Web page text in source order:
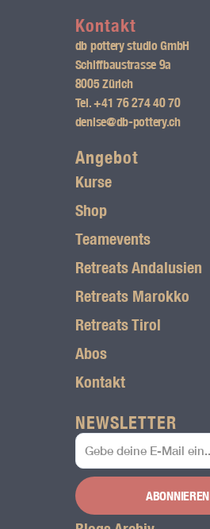
Kontakt
db pottery studio GmbH
Schiffbaustrasse 9a
8005 Zürich
Tel.+41 76 274 40 70
denise@db-pottery.ch
Angebot
Kurse
Shop
Teamevents
Retreats Andalusien
Retreats Marokko
Retreats Tirol
Abos
Kontakt
NEWSLETTER
ABONNIEREN